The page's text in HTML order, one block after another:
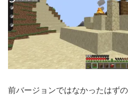
前バージョンではなかったはず